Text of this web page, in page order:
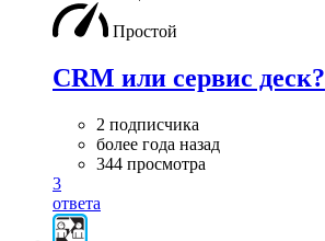
Простой
CRM или сервис деск?
2 подписчика
более года назад
344 просмотра
3
ответа